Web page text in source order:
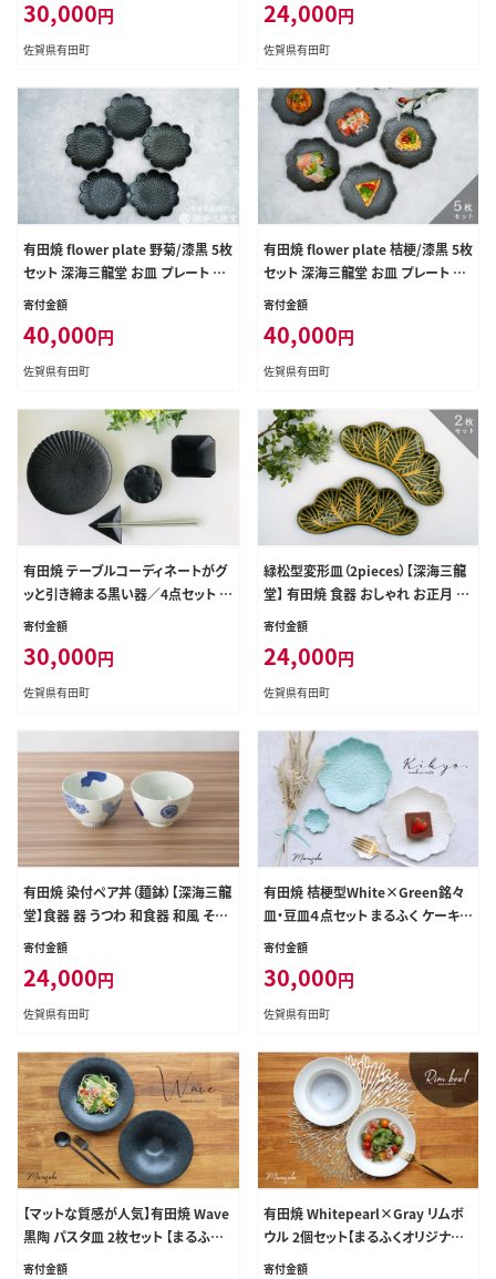
円 3万円 ay022
30,000円
佐賀県有田町
24,000円
佐賀県有田町
有田焼 flower plate 野菊/漆黒 5枚
セット 深海三龍堂 お皿 プレート 取
り皿 ケーキ皿 パン皿 シンプル 食器
寄付金額
40,000円
佐賀県有田町
有田焼 flower plate 桔梗/漆黒 5枚
セット 深海三龍堂 お皿 プレート 取
り皿 ケーキ皿 パン皿 シンプル 食器
寄付金額
40,000円
佐賀県有田町
有田焼 テーブルコーディネートがグ
ッと引き締まる黒い器／4点セット 深
海三龍堂 食器 おしゃれ 黒い器 黒い
0円 3万円 ay023
寄付金額
30,000円
佐賀県有田町
緑松型変形皿（2pieces）【深海三龍
堂】 有田焼 食器 おしゃれ お正月 縁
起物 松葉 松竹梅 長皿 お刺身皿 焼
器 うつわ 電子レンジ ay001
寄付金額
24,000円
佐賀県有田町
有田焼 染付ペア丼（麺鉢）【深海三龍
堂】食器 器 うつわ 和食器 和風 そう
た窯 手描き 手書き ラーメン うどん
y015
寄付金額
24,000円
佐賀県有田町
有田焼 桔梗型White×Green銘々
皿・豆皿４点セット まるふく ケーキ皿
カトラリーレスト 中皿 グリーン ホワ
寄付金額
30,000円
佐賀県有田町
【マットな質感が人気】有田焼 Wave
黒陶 パスタ皿 2枚セット 【まるふく】
有田焼 パスタ皿 おしゃれパスタ皿
寄付金額
有田焼 Whitepearl×Gray リムボ
ウル 2個セット【まるふくオリジナル】
食器 器 うつわ 皿 パスタ皿 多様鉢
寄付金額